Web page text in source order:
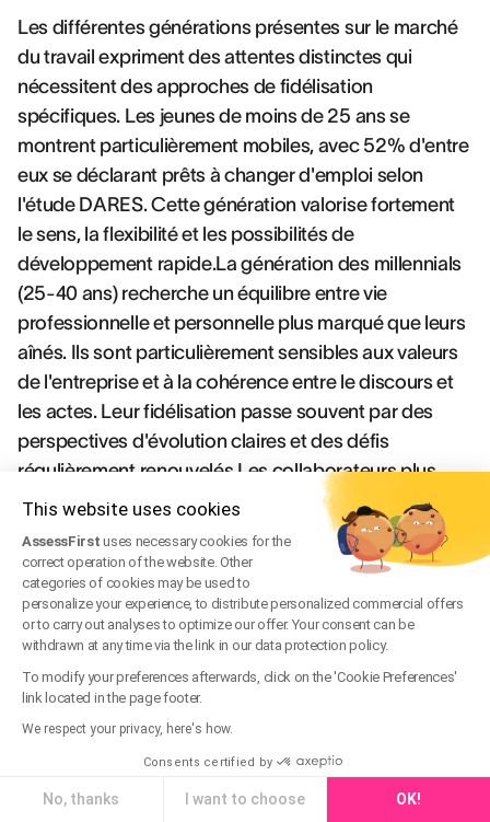
This website uses cookies
AssessFirstuses necessary cookies for the
correct operation of the website. Other
categories of cookies may be used to
personalize your experience, to distribute personalized commercial offers
or to carry out analyses to optimize our offer. Your consent can be
withdrawn at any time via the link in our data protection policy.
To modify your preferences afterwards, click on the 'Cookie Preferences'
link located in the page footer.
We respect your privacy, here's how.
Consents certified by
No, thanks I want to choose OK!
Les différentes générations présentes sur le marché
du travail expriment des attentes distinctes qui
nécessitent des approches de fidélisation
spécifiques. Les jeunes de moins de 25 ans se
montrent particulièrement mobiles, avec 52% d'entre
eux se déclarant prêts à changer d'emploi selon
l'étude DARES. Cette génération valorise fortement
le sens, la flexibilité et les possibilités de
développement rapide.La génération des millennials
(25-40 ans) recherche un équilibre entre vie
professionnelle et personnelle plus marqué que leurs
aînés. Ils sont particulièrement sensibles aux valeurs
de l'entreprise et à la cohérence entre le discours et
les actes. Leur fidélisation passe souvent par des
perspectives d'évolution claires et des défis
régulièrement renouvelés.Les collaborateurs plus
expérimentés (génération X et baby-boomers)
accordent généralement plus d'importance à la
stabilité, à la reconnaissance de leur expertise et à la
transmission de leur savoir-faire. Des programmes
de mentorat inversé, où ils partagent leur expérience
tout en bénéficiant des compétences digitales des
plus jeunes, peuvent fortement contribuer à leur
engagement.L'adoption d'une
sur les compétences plutôt que sur l'ancienneté
facilite cette approche générationnelle différenciée
tout en maintenant l'équité dans la gestion des